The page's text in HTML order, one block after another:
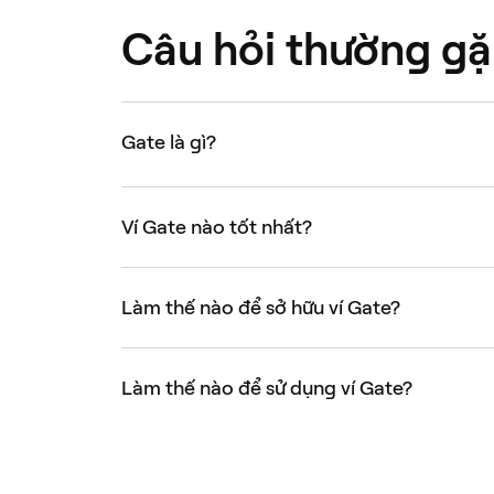
Câu hỏi thường
Gate là gì?
Ví Gate nào tốt nhất?
Làm thế nào để sở hữu ví Gate?
Làm thế nào để sử dụng ví Gate?